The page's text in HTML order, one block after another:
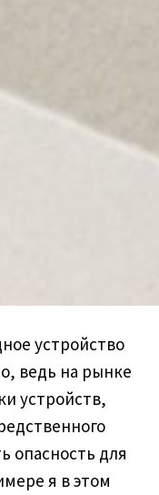
устройство
ведь на рынке
устройств,
опасность для
я в этом